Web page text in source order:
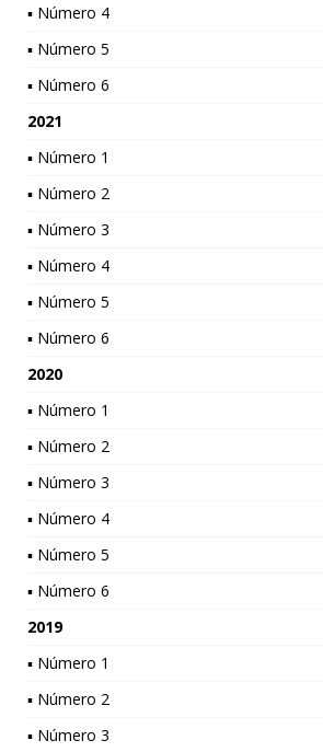
▪ Número 4
▪ Número 5
▪ Número 6
2021
▪ Número 1
▪ Número 2
▪ Número 3
▪ Número 4
▪ Número 5
▪ Número 6
2020
▪ Número 1
▪ Número 2
▪ Número 3
▪ Número 4
▪ Número 5
▪ Número 6
2019
▪ Número 1
▪ Número 2
▪ Número 3